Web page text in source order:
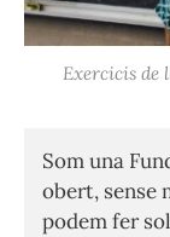
Exercicis de
Som una
obert, sense
podem fer